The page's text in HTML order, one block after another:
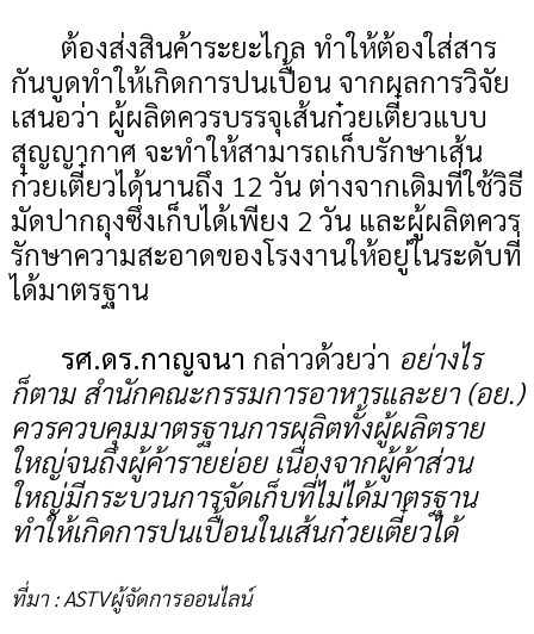
ต้องส่งสินค้าระยะไกล ทำให้ต้องใส่สาร
กันบูดทำให้เกิดการปนเปื้อน จากผลการวิจัย
เสนอว่า ผู้ผลิตควรบรรจุเส้นก๋วยเตี๋ยวแบบ
สุญญากาศ จะทำให้สามารถเก็บรักษาเส้น
ก๋วยเตี๋ยวได้นานถึง 12 วัน ต่างจากเดิมที่ใช้วิธี
มัดปากถุงซึ่งเก็บได้เพียง 2 วัน และผู้ผลิตควร
รักษาความสะอาดของโรงงานให้อยู่ในระดับที่
ได้มาตรฐาน
รศ.ดร.กาญจนา กล่าวด้วยว่า อย่างไร
ก็ตาม สำนักคณะกรรมการอาหารและยา (อย.)
ควรควบคุมมาตรฐานการผลิตทั้งผู้ผลิตราย
ใหญ่จนถึงผู้ค้ารายย่อย เนื่องจากผู้ค้าส่วน
ใหญ่มีกระบวนการจัดเก็บที่ไม่ได้มาตรฐาน
ทำให้เกิดการปนเปื้อนในเส้นก๋วยเตี๋ยวได้
ที่มา : ASTVผู้จัดการออนไลน์